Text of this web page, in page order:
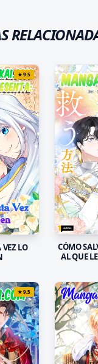
★9.5
VEZ LO
CÓMO
AL QUE
★9.5